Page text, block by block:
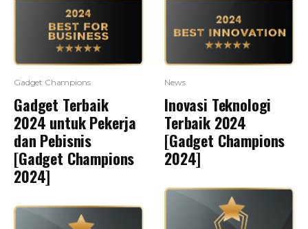
Gadget Champions
Gadget Terbaik
2024 untuk Pekerja
dan Pebisnis
[Gadget Champions
2024]
News
Inovasi Teknologi
Terbaik 2024
[Gadget Champions
2024]